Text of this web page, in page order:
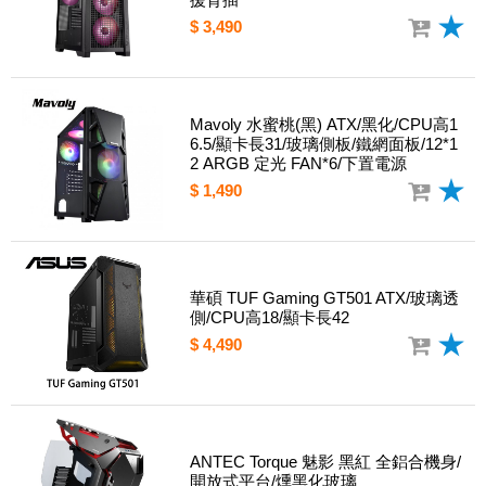
$ 3,490
Mavoly 水蜜桃(黑) ATX/黑化/CPU高1
6.5/顯卡長31/玻璃側板/鐵網面板/12*1
2 ARGB 定光 FAN*6/下置電源
$ 1,490
華碩 TUF Gaming GT501 ATX/玻璃透
側/CPU高18/顯卡長42
$ 4,490
ANTEC Torque 魅影 黑紅 全鋁合機身/
開放式平台/燻黑化玻璃